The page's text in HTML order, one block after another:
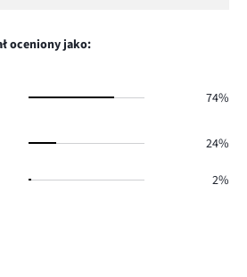
0. oceniony jako:
74%
24%
2%